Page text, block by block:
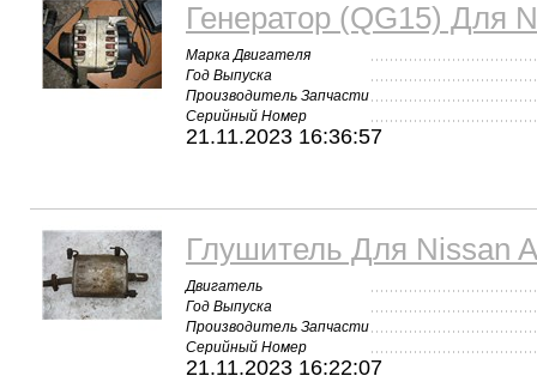
Генератор (QG15) Для
Марка Двигателя
Год Выпуска
Производитель Запчасти
Серийный Номер
21.11.2023 16:36:57
Глушитель Для Nissan
Двигатель
Год Выпуска
Производитель Запчасти
Серийный Номер
21.11.2023 16:22:07